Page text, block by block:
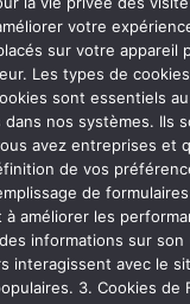
votre
sur votre appareil
Les types de
sont essentiels
nos systèmes. Ils
avez entreprises et
de vos
de
améliorer les
informations sur son
interagissent avec le
3. Cookies de